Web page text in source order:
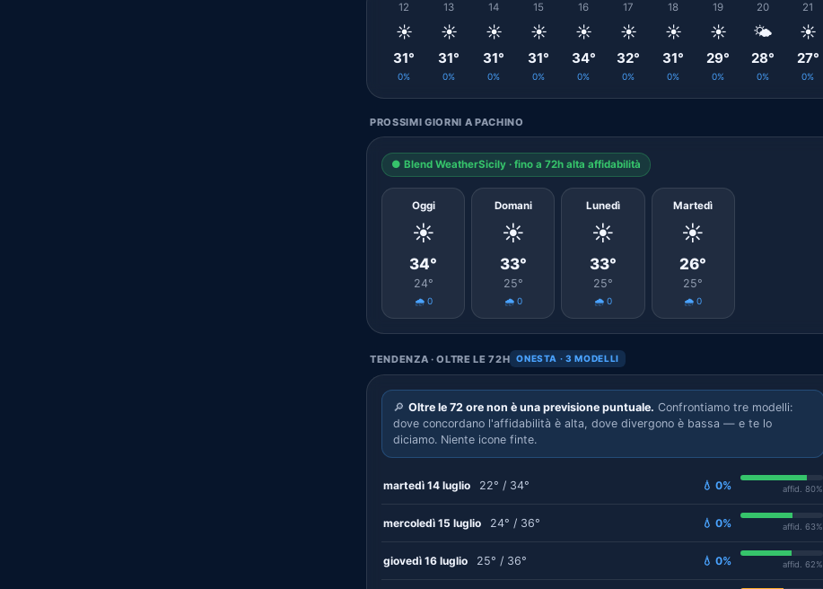
12
☀️
31°
0%
13
☀️
31°
0%
14
☀️
31°
0%
15
☀️
31°
0%
16
☀️
34°
0%
17
☀️
32°
0%
18
☀️
31°
0%
19
☀️
29°
0%
20
🌤️
28°
0%
21
☀️
27°
0%
PROSSIMI GIORNI A PACHINO
● Blend WeatherSicily · fino a 72h alta affidabilità
Oggi
☀️
34°
24°
🌧️ 0
Domani
☀️
33°
25°
🌧️ 0
Lunedì
☀️
33°
25°
🌧️ 0
Martedì
☀️
26°
25°
🌧️ 0
TENDENZA · OLTRE LE 72H ONESTA · 3 MODELLI
🔎 Oltre le 72 ore non è una previsione puntuale. Confrontiamo tre modelli:
dove concordano l'affidabilità è alta, dove divergono è bassa — e te lo
diciamo. Niente icone finte.
martedì 14 luglio 22° / 34° 💧 0% affid. 80%
mercoledì 15 luglio 24° / 36° 💧 0% affid. 63%
giovedì 16 luglio 25° / 36° 💧 0% affid. 62%